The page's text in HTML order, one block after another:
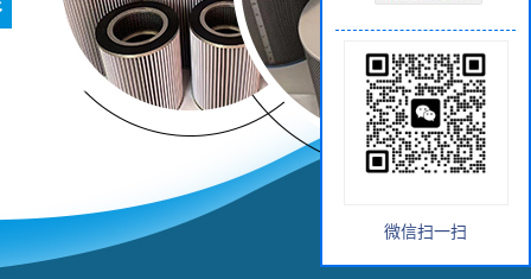
微信扫一扫